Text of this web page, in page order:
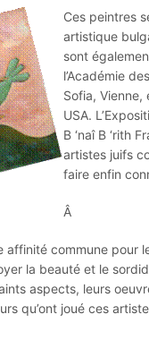
Ces peintres
artistique
sont
l’Académie
Sofia, Vienne,
USA.
B ‘naî B ‘rith
artistes juifs
faire enfin
Â
commune pour
la beauté et le
aspects, leurs
qu’ont joué ces